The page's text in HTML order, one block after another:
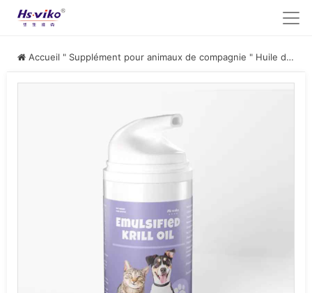
Accueil " Supplément pour animaux de compagnie " Huile de krill pour animaux de compagnie